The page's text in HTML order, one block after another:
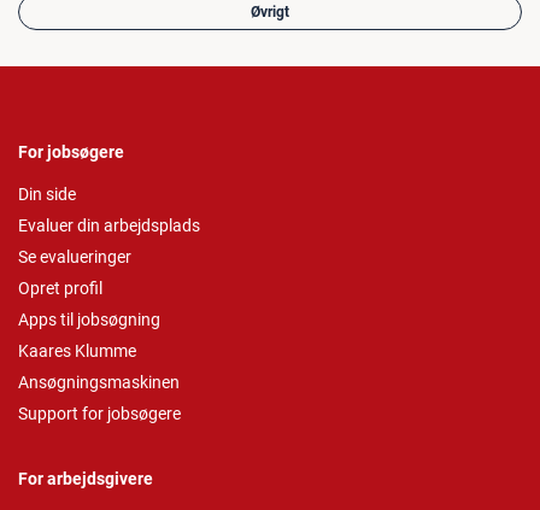
Øvrigt
For jobsøgere
Din side
Evaluer din arbejdsplads
Se evalueringer
Opret profil
Apps til jobsøgning
Kaares Klumme
Ansøgningsmaskinen
Support for jobsøgere
For arbejdsgivere